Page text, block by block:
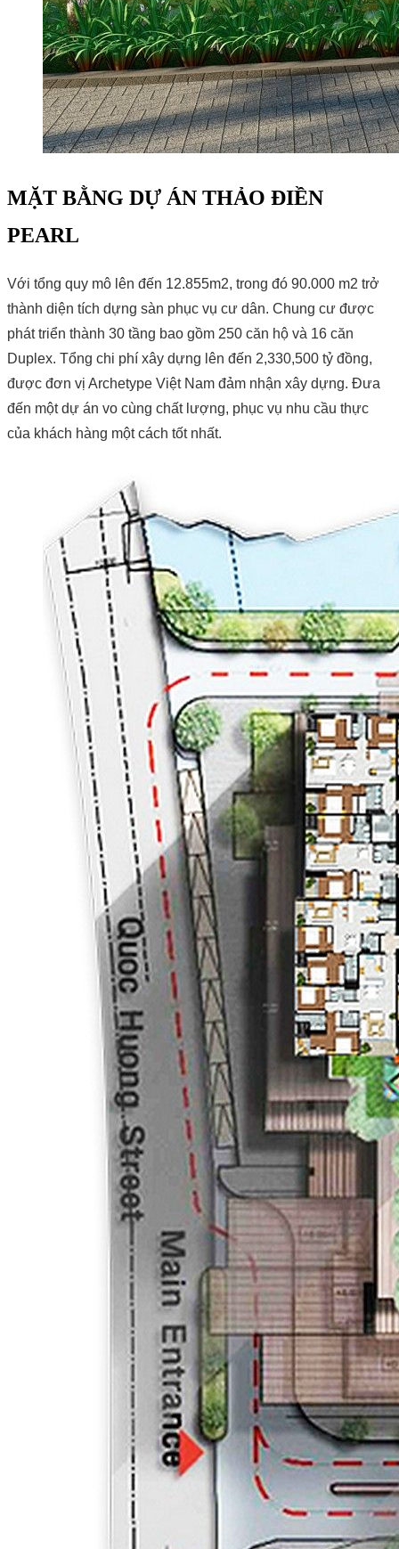
MẶT BẰNG DỰ ÁN THẢO ĐIỀN
PEARL
Với tổng quy mô lên đến 12.855m2, trong đó 90.000 m2 trở
thành diện tích dựng sàn phục vụ cư dân. Chung cư được
phát triển thành 30 tầng bao gồm 250 căn hộ và 16 căn
Duplex. Tổng chi phí xây dựng lên đến 2,330,500 tỷ đồng,
được đơn vị Archetype Việt Nam đảm nhận xây dựng. Đưa
đến một dự án vo cùng chất lượng, phục vụ nhu cầu thực
của khách hàng một cách tốt nhất.